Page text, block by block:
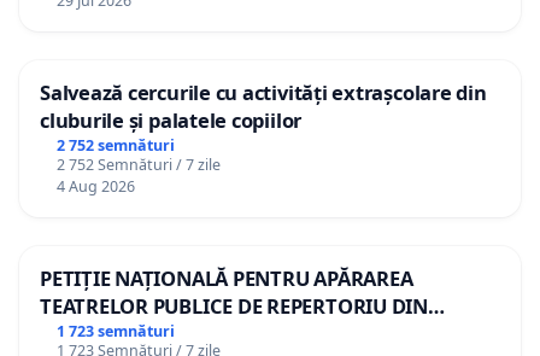
Salvează cercurile cu activități extrașcolare din
cluburile și palatele copiilor
2 752 semnături
2 752 Semnături / 7 zile
4 Aug 2026
PETIȚIE NAȚIONALĂ PENTRU APĂRAREA
TEATRELOR PUBLICE DE REPERTORIU DIN
ROMÂNIA
1 723 semnături
1 723 Semnături / 7 zile